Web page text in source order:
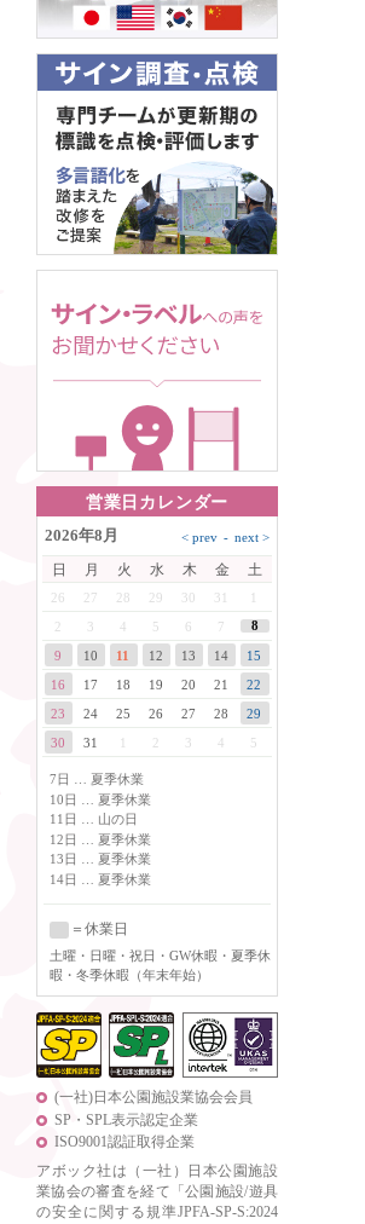
営業日カレンダー
2026年8月
日 月 火 水 木 金 土
26 27 28 29 30 31
1
3 4 5 6 7 8
9 10 11 12 13 14
15
16
17 18 19 20 21
22
23
24 25 26 27 28
29
30
31 1 3 4 5
7日 … 夏季休業
10日 … 夏季休業
11日 … 山の日
12日 … 夏季休業
13日 … 夏季休業
14日 … 夏季休業
＝休業日
土曜・日曜・祝日・GW休暇・夏季休
暇・冬季休暇（年末年始）
(一社)日本公園施設業協会会員
SP・SPL表示認定企業
ISO9001認証取得企業
アボック社は（一社）日本公園施設
業協会の審査を経て「公園施設/遊具
の安全に関する規準JPFA-SP-S:2024